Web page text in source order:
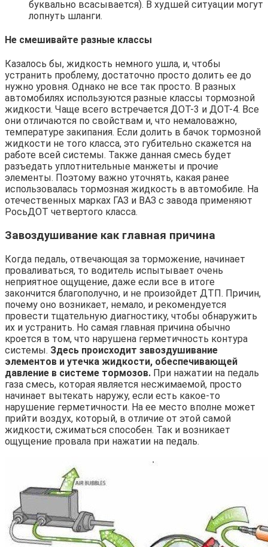
буквально всасывается). В худшей ситуации могут
лопнуть шланги.
Не смешивайте разные классы
Казалось бы, жидкость немного ушла, и, чтобы
устранить проблему, достаточно просто долить ее до
нужно уровня. Однако не все так просто. В разных
автомобилях используются разные классы тормозной
жидкости. Чаще всего встречается ДОТ-3 и ДОТ-4. Все
они отличаются по свойствам и, что немаловажно,
температуре закипания. Если долить в бачок тормозной
жидкости не того класса, это губительно скажется на
работе всей системы. Также данная смесь будет
разъедать уплотнительные манжеты и прочие
элементы. Поэтому важно уточнять, какая ранее
использовалась тормозная жидкость в автомобиле. На
отечественных марках ГАЗ и ВАЗ с завода применяют
РосьДОТ четвертого класса.
Завоздушивание как главная причина
Когда педаль, отвечающая за торможение, начинает
проваливаться, то водитель испытывает очень
неприятное ощущение, даже если все в итоге
закончится благополучно, и не произойдет ДТП. Причин,
почему оно возникает, немало, и рекомендуется
провести тщательную диагностику, чтобы обнаружить
их и устранить. Но самая главная причина обычно
кроется в том, что нарушена герметичность контура
системы. Здесь происходит завоздушивание
элементов и утечка жидкости, обеспечивающей
давление в системе тормозов. При нажатии на педаль
газа смесь, которая является несжимаемой, просто
начинает вытекать наружу, если есть какое-то
нарушение герметичности. На ее место вполне может
прийти воздух, который, в отличие от этой самой
жидкости, сжиматься способен. Так и возникает
ощущение провала при нажатии на педаль.